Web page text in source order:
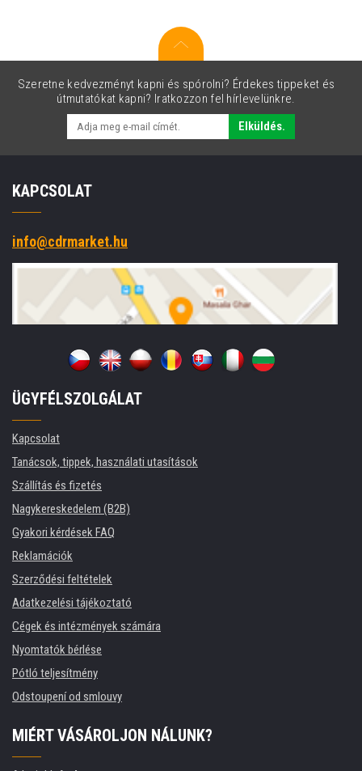
Szeretne kedvezményt kapni és spórolni? Érdekes tippeket és
útmutatókat kapni? Iratkozzon fel hírlevelünkre.
Elküldés.
KAPCSOLAT
info@cdrmarket.hu
ÜGYFÉLSZOLGÁLAT
Kapcsolat
Tanácsok, tippek, használati utasítások
Szállítás és fizetés
Nagykereskedelem (B2B)
Gyakori kérdések FAQ
Reklamációk
Szerződési feltételek
Adatkezelési tájékoztató
Cégek és intézmények számára
Nyomtatók bérlése
Pótló teljesítmény
Odstoupení od smlouvy
MIÉRT VÁSÁROLJON NÁLUNK?